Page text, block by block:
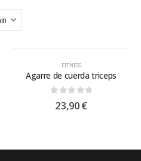
FITNESS
Agarre de cuerda triceps
out of 5
23,90€